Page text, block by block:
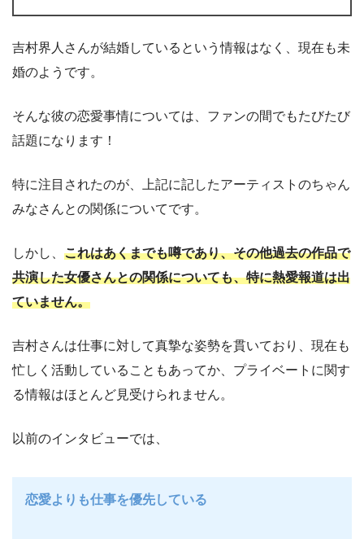
吉村界人さんが結婚しているという情報はなく、現在も未
婚のようです。
そんな彼の恋愛事情については、ファンの間でもたびたび
話題になります！
特に注目されたのが、上記に記したアーティストのちゃん
みなさんとの関係についてです。
しかし、 これはあくまでも噂であり、その他過去の作品で
共演した女優さんとの関係についても、特に熱愛報道は出
ていません。
吉村さんは仕事に対して真摯な姿勢を貫いており、現在も
忙しく活動していることもあってか、プライベートに関す
る情報はほとんど見受けられません。
以前のインタビューでは、
恋愛よりも仕事を優先している